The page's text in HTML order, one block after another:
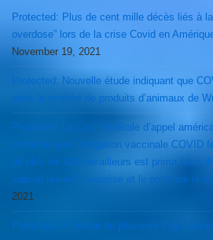
Protected: Plus de cent mille décès liés à
overdose” lors de la crise Covid en
November 19, 2021
Protected: Nouvelle étude indiquant que
dans le marché de produits d’animaux de
Protected: La Cour Fédérale d’appel
confirme que l’obligation vaccinale COVID fédérale pour les
de plus de 100 travailleurs est prima facie
judicial review”: exégèse et le point sur le
2021
Protected: A l’instar de plusieurs Pays